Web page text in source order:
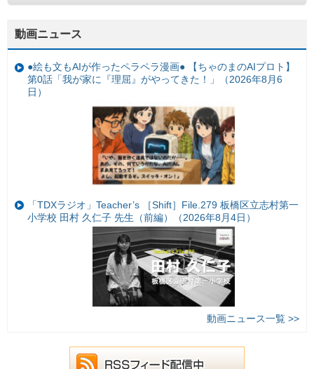
動画ニュース
●絵も文もAIが作ったペラペラ漫画● 【ちゃのまのAIプロト】
第0話「我が家に『理屈』がやってきた！」（2026年8月6
日）
「TDXラジオ」Teacher’s ［Shift］File.279 板橋区立志村第一
小学校 田村 久仁子 先生（前編）（2026年8月4日）
動画ニュース一覧 >>